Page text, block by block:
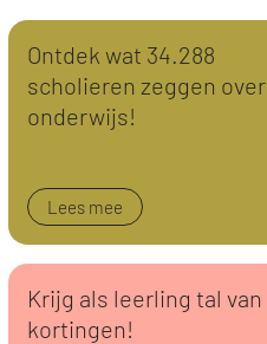
Ontdek wat 34.288
scholieren zeggen over
onderwijs!
Lees mee
Krijg als leerling tal van
kortingen!